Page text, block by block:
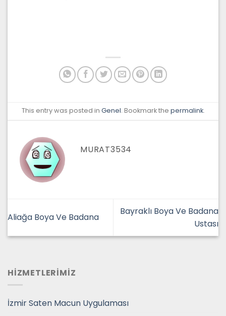
This entry was posted in Genel. Bookmark the permalink.
MURAT3534
Aliağa Boya Ve Badana
Bayraklı Boya Ve Badana
Ustası
HİZMETLERİMİZ
İzmir Saten Macun Uygulaması